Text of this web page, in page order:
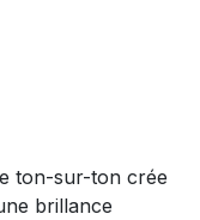
ton-sur-ton crée
brillance